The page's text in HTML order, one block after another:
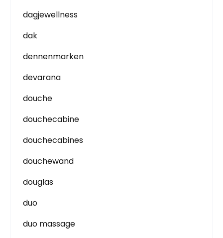
dagjewellness
dak
dennenmarken
devarana
douche
douchecabine
douchecabines
douchewand
douglas
duo
duo massage